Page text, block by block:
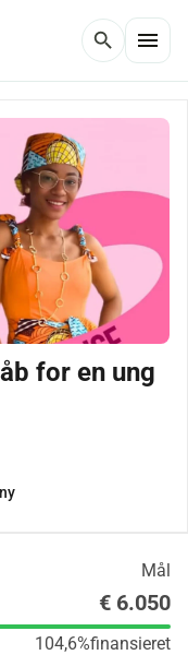
search menu
for en ung
Mål
€ 6.050
104,6%finansieret